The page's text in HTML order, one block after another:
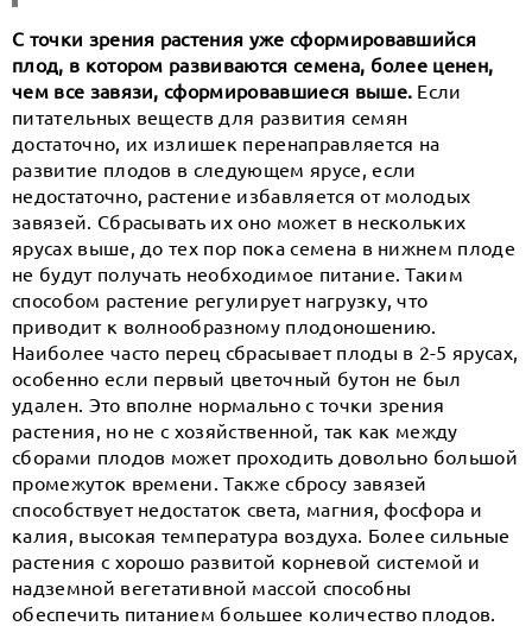
С точки зрения растения уже сформировавшийся
плод, в котором развиваются семена, более ценен,
чем все завязи, сформировавшиеся выше. Если
питательных веществ для развития семян
достаточно, их излишек перенаправляется на
развитие плодов в следующем ярусе, если
недостаточно, растение избавляется от молодых
завязей. Сбрасывать их оно может в нескольких
ярусах выше, до тех пор пока семена в нижнем плоде
не будут получать необходимое питание. Таким
способом растение регулирует нагрузку, что
приводит к волнообразному плодоношению.
Наиболее часто перец сбрасывает плоды в 2-5 ярусах,
особенно если первый цветочный бутон не был
удален. Это вполне нормально с точки зрения
растения, но не с хозяйственной, так как между
сборами плодов может проходить довольно большой
промежуток времени. Также сбросу завязей
способствует недостаток света, магния, фосфора и
калия, высокая температура воздуха. Более сильные
растения с хорошо развитой корневой системой и
надземной вегетативной массой способны
обеспечить питанием большее количество плодов.